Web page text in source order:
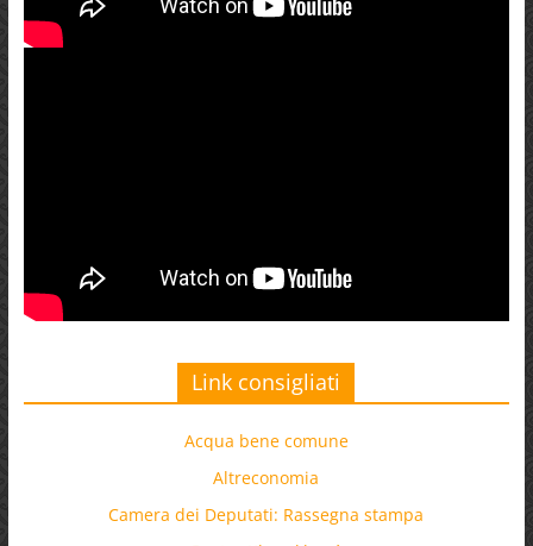
Link consigliati
Acqua bene comune
Altreconomia
Camera dei Deputati: Rassegna stampa